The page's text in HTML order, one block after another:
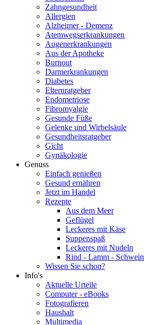
Zahngesundheit
Allergien
Alzheimer - Demenz
Atemwegserkrankungen
Augenerkrankungen
Aus der Apotheke
Burnout
Darmerkrankungen
Diabetes
Elternratgeber
Endometriose
Fibromyalgie
Gesunde Füße
Gelenke und Wirbelsäule
Gesundheitsratgeber
Gicht
Gynäkologie
Genuss
Einfach genießen
Gesund ernähren
Jetzt im Handel
Rezepte
Aus dem Meer
Geflügel
Leckeres mit Käse
Suppenspaß
Leckeres mit Nudeln
Rind - Lamm - Schwein
Wissen Sie schon?
Info's
Aktuelle Urteile
Computer - eBooks
Fotografieren
Haushalt
Multimedia